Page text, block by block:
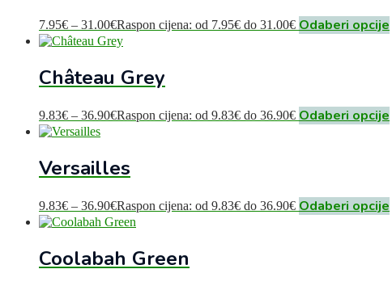
7.95€ – 31.00€Raspon cijena: od 7.95€ do 31.00€ Odaberi opcije
Château Grey
9.83€ – 36.90€Raspon cijena: od 9.83€ do 36.90€ Odaberi opcije
Versailles
9.83€ – 36.90€Raspon cijena: od 9.83€ do 36.90€ Odaberi opcije
Coolabah Green